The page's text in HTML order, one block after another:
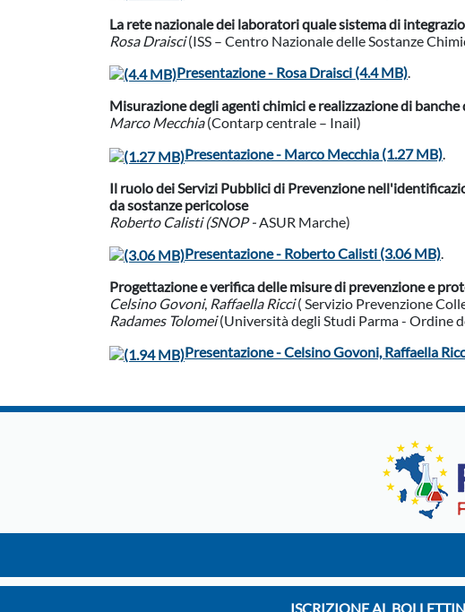
La rete nazionale dei laboratori quale sistema di
Rosa Draisci(ISS – Centro Nazionale delle Sostanze
Presentazione - Rosa Draisci (4.4 MB).
Misurazione degli agenti chimici e realizzazione di
Marco Mecchia(Contarp centrale – Inail)
Presentazione - Marco Mecchia (1.27 MB).
Il ruolo dei Servizi Pubblici di Prevenzione
da sostanze pericolose
Roberto Calisti (SNOP - ASUR Marche)
Presentazione - Roberto Calisti (3.06 MB)
Progettazione e verifica delle misure di prevenzione e
Celsino Govoni, Raffaella Ricci( Servizio Prevenzione
Radames Tolomei(Università degli Studi Parma - Ordine
Presentazione - Celsino Govoni, Raffaella
ISCRIZIONE AL